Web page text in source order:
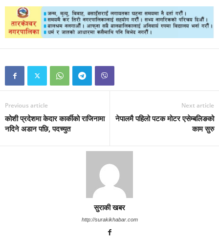
Previous article
कोशी प्रदेशमा केदार कार्कीको राजिनामा
नदिने अडान पछि, पदच्युत
Next article
नेपालमै पहिलो पटक मोटर एसेम्बलिङको
काम सुरु
सुराकी खबर
http://surakikhabar.com